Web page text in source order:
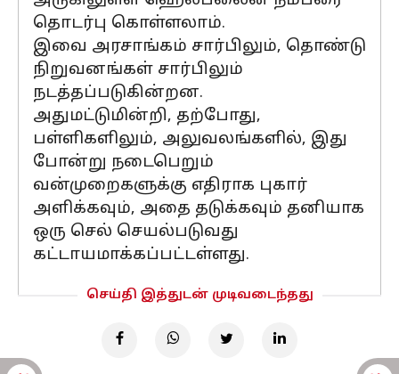
தொடர்பு கொள்ளலாம்.
இவை அரசாங்கம் சார்பிலும், தொண்டு
நிறுவனங்கள் சார்பிலும்
நடத்தப்படுகின்றன.
அதுமட்டுமின்றி, தற்போது,
பள்ளிகளிலும், அலுவலங்களில், இது
போன்று நடைபெறும்
வன்முறைகளுக்கு எதிராக புகார்
அளிக்கவும், அதை தடுக்கவும் தனியாக
ஒரு செல் செயல்படுவது
கட்டாயமாக்கப்பட்டள்ளது.
செய்தி இத்துடன் முடிவடைந்தது